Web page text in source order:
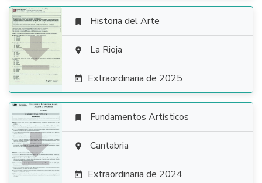

 Historia del Arte
 La Rioja
 Extraordinaria de 2025

 Fundamentos Artísticos
 Cantabria
 Extraordinaria de 2024